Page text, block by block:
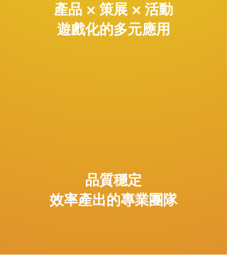
產品 × 策展 × 活動
遊戲化的多元應用
品質穩定
效率產出的專業團隊